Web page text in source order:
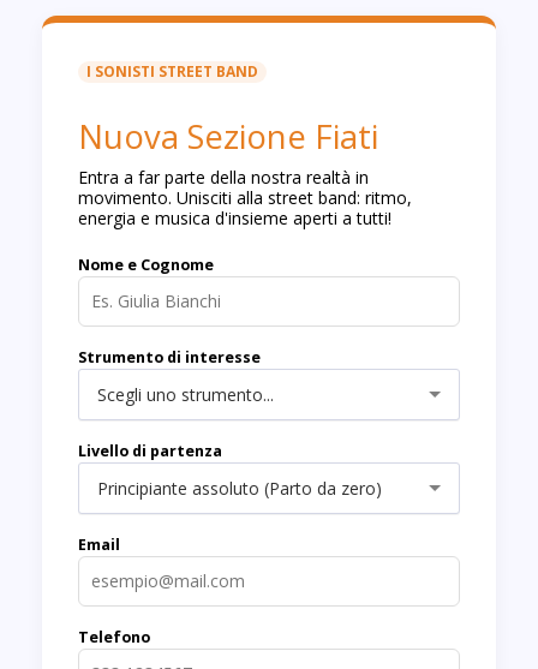
I SONISTI STREET BAND
Nuova Sezione Fiati
Entra a far parte della nostra realtà in
movimento. Unisciti alla street band: ritmo,
energia e musica d'insieme aperti a tutti!
Nome e Cognome
Strumento di interesse
Scegli uno strumento...
Livello di partenza
Principiante assoluto (Parto da zero)
Email
Telefono